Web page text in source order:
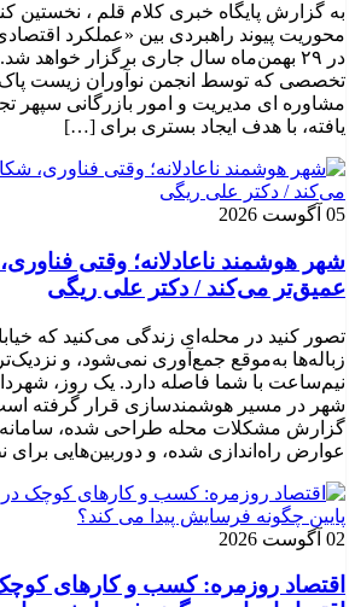
به گزارش پایگاه خبری کلام قلم ، نخستین
محوریت پیوند راهبردی بین «عملکرد
در ۲۹ بهمن‌ماه سال جاری برگزار خواهد
تخصصی که توسط انجمن نوآوران زیست
مشاوره ای مدیریت و امور بازرگانی سپهر
یافته، با هدف ایجاد بستری برای […]
05 آگوست 2026
شهر هوشمند ناعادلانه؛ وقتی
عمیق‌تر می‌کند / دکتر علی ریگی
تصور کنید در محله‌ای زندگی می‌کنید که
زباله‌ها به‌موقع جمع‌آوری نمی‌شود، و
نیم‌ساعت با شما فاصله دارد. یک روز،
شهر در مسیر هوشمندسازی قرار گرفته
گزارش مشکلات محله طراحی شده،
عوارض راه‌اندازی شده، و دوربین‌هایی
02 آگوست 2026
اقتصاد روزمره: کسب‌ و کارهای کوچک